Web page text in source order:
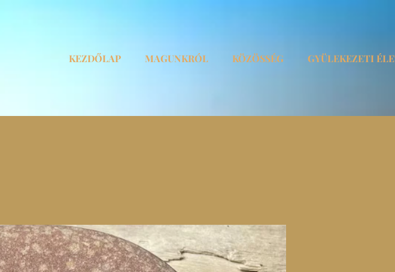
KEZDŐLAP MAGUNKRÓL KÖZÖSSÉG GYÜLEKEZETI